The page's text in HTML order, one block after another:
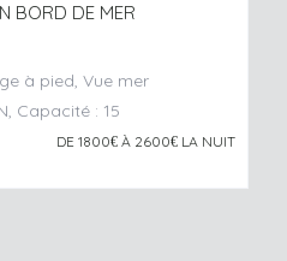
dans l’histoire locale en
ou l’église Saint-Jean-Baptiste
séjour sera agrémenté de
plages et peut-être
basque sur les frontons
BORD DE MER
à pied, Vue mer
, Capacité : 15
DE 1800€À 2600€LA NUIT